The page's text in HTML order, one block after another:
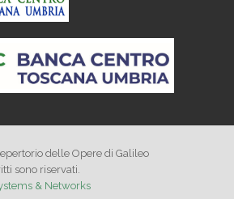
delle Opere di Galileo
sono riservati.
& Networks